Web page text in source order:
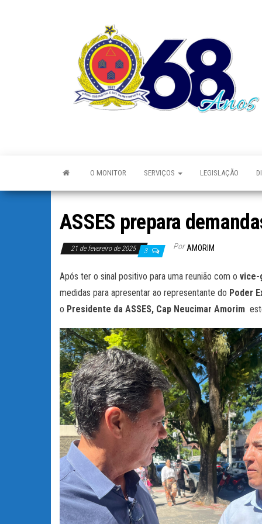
O MONITOR SERVIÇOS LEGISLAÇÃO
ASSES prepara
21 de fevereiro de 2025 3 Por AMORIM
Após ter o sinal positivo para uma reunião com o vice-
medidas para apresentar ao representante do Poder
o Presidente da ASSES, Cap Neucimar Amorim